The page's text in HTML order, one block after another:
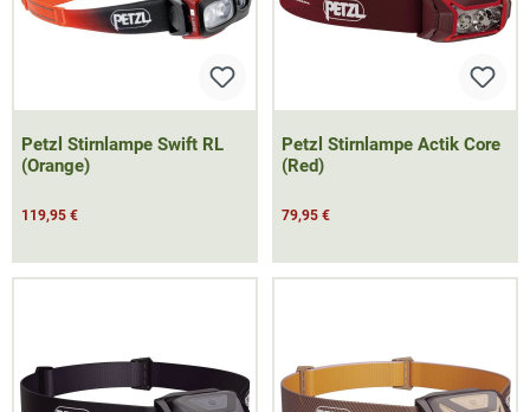
Petzl Stirnlampe Swift RL
(Orange)
119,95 €
Petzl Stirnlampe Actik Core
(Red)
79,95 €